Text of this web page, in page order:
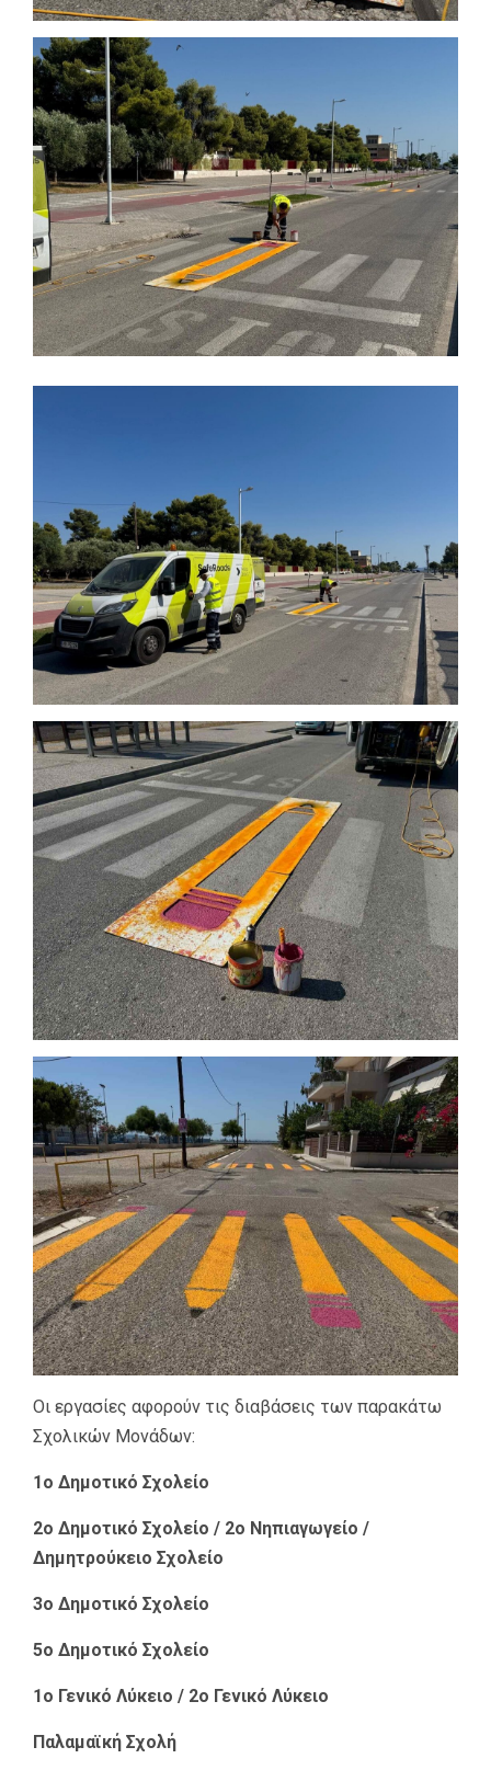
Οι εργασίες αφορούν τις διαβάσεις των παρακάτω
Σχολικών Μονάδων:
1ο Δημοτικό Σχολείο
2ο Δημοτικό Σχολείο / 2ο Νηπιαγωγείο /
Δημητρούκειο Σχολείο
3ο Δημοτικό Σχολείο
5ο Δημοτικό Σχολείο
1ο Γενικό Λύκειο / 2ο Γενικό Λύκειο
Παλαμαϊκή Σχολή